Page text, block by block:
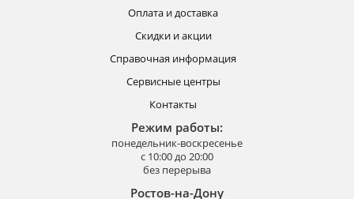
Оплата и доставка
Скидки и акции
Справочная информация
Сервисные центры
Контакты
Режим работы:
понедельник-воскресенье
с 10:00 до 20:00
без перерыва
Ростов-на-Дону